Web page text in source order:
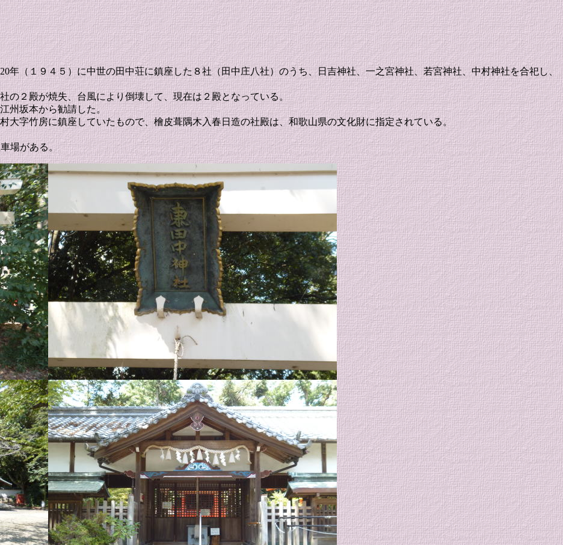
年（１９４５）に中世の田中荘に鎮座した８社（田中庄八社）のうち、日吉神社、一之宮神社、若宮神社、中村神社を合祀し、
の２殿が焼失、台風により倒壊して、現在は２殿となっている。
州坂本から勧請した。
大字竹房に鎮座していたもので、檜皮葺隅木入春日造の社殿は、和歌山県の文化財に指定されている。
場がある。